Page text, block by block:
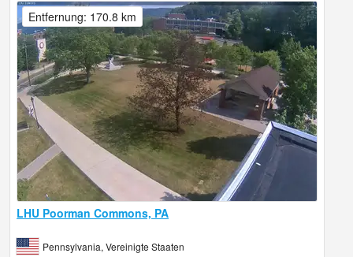
LHU Poorman Commons, PA
Pennsylvania, Vereinigte Staaten
Entfernung: 170.8 km